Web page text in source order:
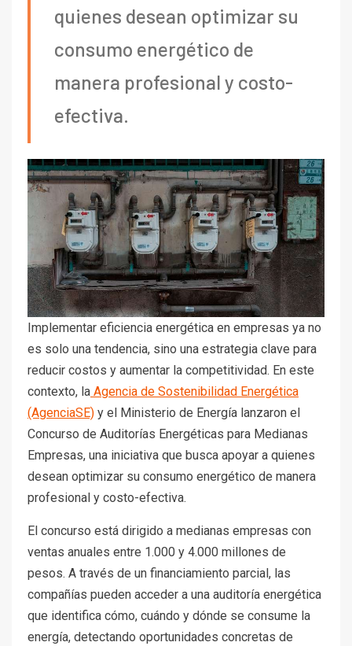
quienes desean optimizar su
consumo energético de
manera profesional y costo-
efectiva.
Implementar eficiencia energética en empresas ya no
es solo una tendencia, sino una estrategia clave para
reducir costos y aumentar la competitividad. En este
contexto, la Agencia de Sostenibilidad Energética
(AgenciaSE) y el Ministerio de Energía lanzaron el
Concurso de Auditorías Energéticas para Medianas
Empresas, una iniciativa que busca apoyar a quienes
desean optimizar su consumo energético de manera
profesional y costo-efectiva.
El concurso está dirigido a medianas empresas con
ventas anuales entre 1.000 y 4.000 millones de
pesos. A través de un financiamiento parcial, las
compañías pueden acceder a una auditoría energética
que identifica cómo, cuándo y dónde se consume la
energía, detectando oportunidades concretas de